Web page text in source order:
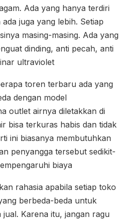
Ada yang hanya terdiri
juga yang lebih. Setiap
masing-masing. Ada yang
dinding, anti pecah, anti
ultraviolet
toren terbaru ada yang
dengan model
outlet airnya diletakkan di
bisa terkuras habis dan tidak
ini biasanya membutuhkan
penyangga tersebut sedikit-
biaya
rahasia apabila setiap toko
berbeda-beda untuk
Karena itu, jangan ragu